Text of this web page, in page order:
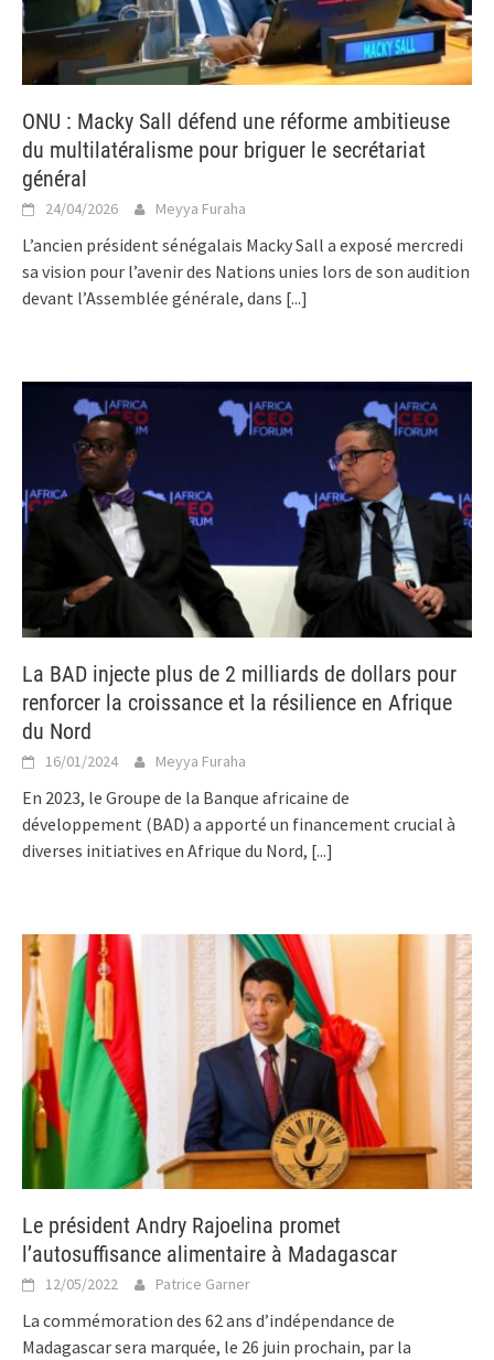
ONU : Macky Sall défend une réforme ambitieuse
du multilatéralisme pour briguer le secrétariat
général
24/04/2026 Meyya Furaha
L’ancien président sénégalais Macky Sall a exposé mercredi
sa vision pour l’avenir des Nations unies lors de son audition
devant l’Assemblée générale, dans [...]
La BAD injecte plus de 2 milliards de dollars pour
renforcer la croissance et la résilience en Afrique
du Nord
16/01/2024 Meyya Furaha
En 2023, le Groupe de la Banque africaine de
développement (BAD) a apporté un financement crucial à
diverses initiatives en Afrique du Nord, [...]
Le président Andry Rajoelina promet
l’autosuffisance alimentaire à Madagascar
12/05/2022 Patrice Garner
La commémoration des 62 ans d’indépendance de
Madagascar sera marquée, le 26 juin prochain, par la